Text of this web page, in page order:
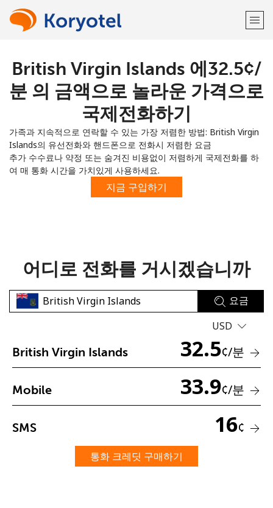
환영합니다!
이미 계정이 있으신가요? 로그인하십시오 →
다음 계정으로 가입하기
비밀번호를 생성하지 않았습니다
최소 8자
숫자
특수 문자
British Virgin Islands 에⁦32.5¢⁩/
분 의 금액으로 놀라운 가격으로
국제전화하기
가족과 지속적으로 연락할 수 있는 가장 저렴한 방법: British Virgin
Islands의 유선전화와 핸드폰으로 전화시 저렴한 요금
추가 수수료나 약정 또는 숨겨진 비용없이 저렴하게 국제전화를 하
여 매 통화 시간을 가치있게 사용하세요.
지금 구입하기
어디로 전화를 거시겠습니까
요금
USD
British Virgin Islands 32.5¢/분
Mobile 33.9¢/분
SMS 16¢
통화 크레딧 구매하기